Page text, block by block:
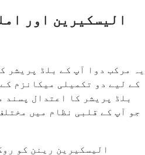
الیسکیرین اور
یہ مرکب دوا آپ کے بلڈ پریشر
کے لیے دو تکمیلی میکانزم
بلڈ پریشر کا اعتدال پسند
جو آپ کے قلبی نظام میں
الیسکیرین رینن کو